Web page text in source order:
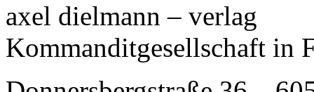
axel dielmann – verlag
Kommanditgesellschaft in